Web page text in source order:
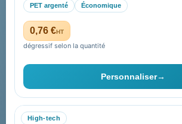
PET argenté Économique
0,76 €HT
dégressif selon la quantité
Personnaliser→
High-tech
Paiement sécurisé
Plan du site
Contact & devis
06 09 53 17 41
WhatsApp